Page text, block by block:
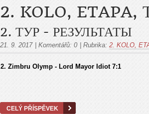
2. KOLO, ETAPA,
2. ТУР - РЕЗУЛЬТАТЫ
21. 9. 2017 Komentářů: 0 Rubrika: 2. KOLO,
2. Zimbru Olymp - Lord Mayor Idiot 7:1
CELÝ PŘÍSPĚVEK